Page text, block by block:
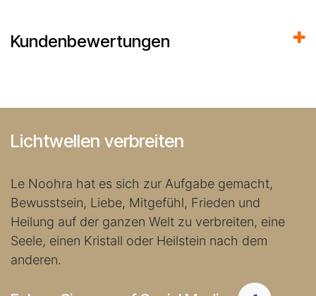
Kundenbewertungen
Lichtwellen verbreiten
Le Noohra hat es sich zur Aufgabe gemacht,
Bewusstsein, Liebe, Mitgefühl, Frieden und
Heilung auf der ganzen Welt zu verbreiten, eine
Seele, einen Kristall oder Heilstein nach dem
anderen.